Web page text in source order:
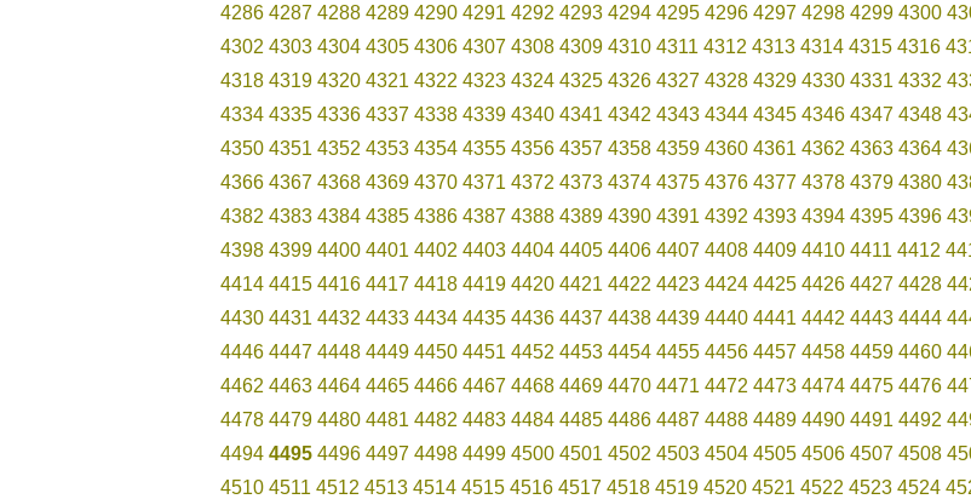
4286 4287 4288 4289 4290 4291 4292 4293 4294 4295 4296 4297 4298 4299 4300
4302 4303 4304 4305 4306 4307 4308 4309 4310 4311 4312 4313 4314 4315 4316
4318 4319 4320 4321 4322 4323 4324 4325 4326 4327 4328 4329 4330 4331 4332
4334 4335 4336 4337 4338 4339 4340 4341 4342 4343 4344 4345 4346 4347 4348
4350 4351 4352 4353 4354 4355 4356 4357 4358 4359 4360 4361 4362 4363 4364
4366 4367 4368 4369 4370 4371 4372 4373 4374 4375 4376 4377 4378 4379 4380
4382 4383 4384 4385 4386 4387 4388 4389 4390 4391 4392 4393 4394 4395 4396
4398 4399 4400 4401 4402 4403 4404 4405 4406 4407 4408 4409 4410 4411 4412
4414 4415 4416 4417 4418 4419 4420 4421 4422 4423 4424 4425 4426 4427 4428
4430 4431 4432 4433 4434 4435 4436 4437 4438 4439 4440 4441 4442 4443 4444
4446 4447 4448 4449 4450 4451 4452 4453 4454 4455 4456 4457 4458 4459 4460
4462 4463 4464 4465 4466 4467 4468 4469 4470 4471 4472 4473 4474 4475 4476
4478 4479 4480 4481 4482 4483 4484 4485 4486 4487 4488 4489 4490 4491 4492
4494 4495 4496 4497 4498 4499 4500 4501 4502 4503 4504 4505 4506 4507 4508
4510 4511 4512 4513 4514 4515 4516 4517 4518 4519 4520 4521 4522 4523 4524